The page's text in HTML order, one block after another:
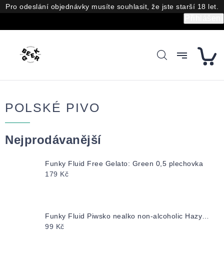
Přejít
na
Pro odeslání objednávky musíte souhlasit, že jste starší 18 let.
POLSKÉ PIVO
Nejprodávanější
Funky Fluid Free Gelato: Green 0,5 plechovka
179 Kč
99 Kč